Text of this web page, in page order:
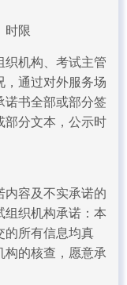
时限
机构、考试主管
通过对外服务场
诺书全部或部分签
部分文本，公示时
容及不实承诺的
织机构承诺：本
的所有信息均真
的核查，愿意承